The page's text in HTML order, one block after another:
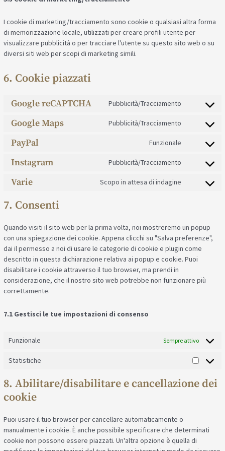
I cookie di marketing/tracciamento sono cookie o qualsiasi altra forma
di memorizzazione locale, utilizzati per creare profili utente per
visualizzare pubblicità o per tracciare l'utente su questo sito web o su
diversi siti web per scopi di marketing simili.
6. Cookie piazzati
Google reCAPTCHA Pubblicità/Tracciamento
Google Maps Pubblicità/Tracciamento
PayPal Funzionale
Instagram Pubblicità/Tracciamento
Varie Scopo in attesa di indagine
7. Consenti
Quando visiti il sito web per la prima volta, noi mostreremo un popup
con una spiegazione dei cookie. Appena clicchi su "Salva preferenze",
dai il permesso a noi di usare le categorie di cookie e plugin come
descritto in questa dichiarazione relativa ai popup e cookie. Puoi
disabilitare i cookie attraverso il tuo browser, ma prendi in
considerazione, che il nostro sito web potrebbe non funzionare più
correttamente.
7.1 Gestisci le tue impostazioni di consenso
Funzionale Sempre attivo
Statistiche
8. Abilitare/disabilitare e cancellazione dei
cookie
Puoi usare il tuo browser per cancellare automaticamente o
manualmente i cookie. È anche possibile specificare che determinati
cookie non possono essere piazzati. Un'altra opzione è quella di